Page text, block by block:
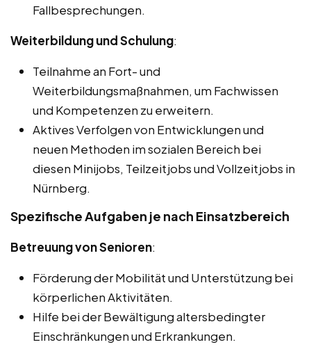
Fallbesprechungen.
Weiterbildung und Schulung:
Teilnahme an Fort- und
Weiterbildungsmaßnahmen, um Fachwissen
und Kompetenzen zu erweitern.
Aktives Verfolgen von Entwicklungen und
neuen Methoden im sozialen Bereich bei
diesen Minijobs, Teilzeitjobs und Vollzeitjobs in
Nürnberg.
Spezifische Aufgaben je nach Einsatzbereich
Betreuung von Senioren:
Förderung der Mobilität und Unterstützung bei
körperlichen Aktivitäten.
Hilfe bei der Bewältigung altersbedingter
Einschränkungen und Erkrankungen.